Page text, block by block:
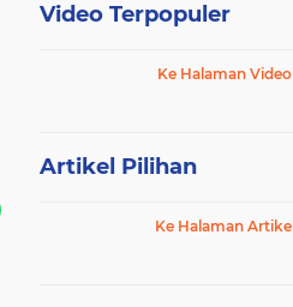
Video Terpopuler
Ke Halaman Video
Artikel Pilihan
Ke Halaman Artikel